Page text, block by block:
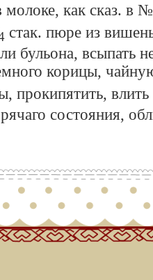
молоке, как сказ. в
стак. пюре из
бульона, всыпать
корицы,
прокипятить, влить
состояния,